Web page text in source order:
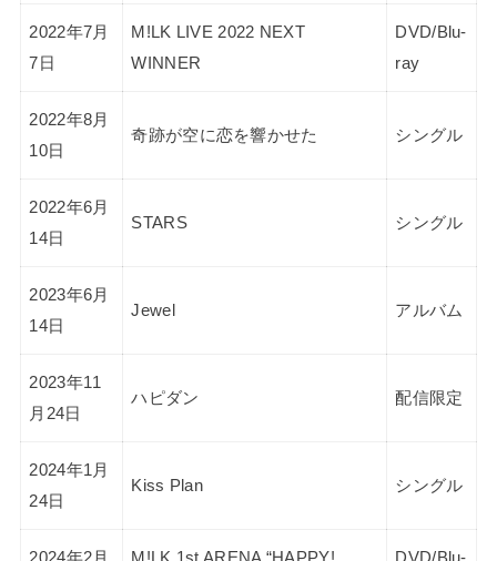
2022年7月
7日
M!LK LIVE 2022 NEXT
WINNER
DVD/Blu-
ray
2022年8月
10日
奇跡が空に恋を響かせた シングル
2022年6月
14日
STARS シングル
2023年6月
14日
Jewel アルバム
2023年11
月24日
ハピダン 配信限定
2024年1月
24日
Kiss Plan シングル